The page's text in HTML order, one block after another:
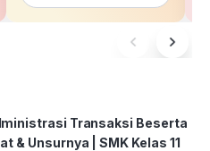
Transaksi Beserta
& Unsurnya | SMK Kelas 11